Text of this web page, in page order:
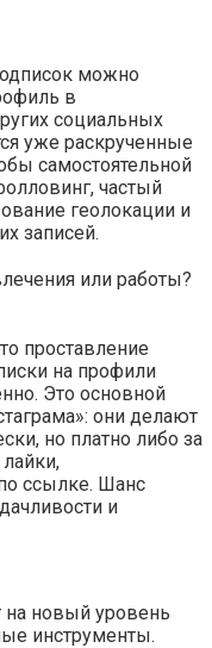
можно
в
социальных
уже раскрученные
самостоятельной
частый
геолокации и
записей.
или работы?
проставление
на профили
Это основной
они делают
но платно либо за
ссылке. Шанс
и
на новый уровень
инструменты.